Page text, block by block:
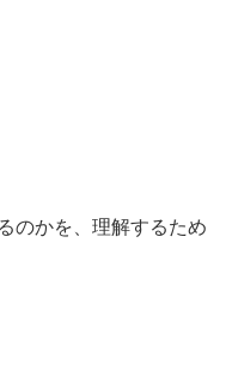
のかを、理解するため